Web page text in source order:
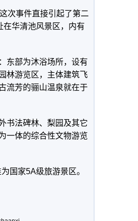
次事件直接引起了第二
在华清池风景区，内有
东部为沐浴场所，设有
林游览区，主体建筑飞
流芳的骊山温泉就在于
书法碑林、梨园及其它
一体的综合性文物游览
国家5A级旅游景区。